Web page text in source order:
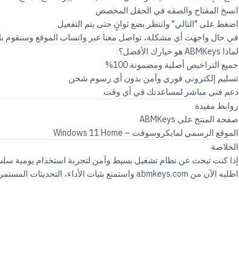
انسخ المفتاح والصقه في الحقل المخصص
اضغط على "التالي" وانتظر بضع ثوانٍ حتى يتم التفعيل
في حال واجهت أي مشكلة، تواصل معنا عبر واتساب الموقع وسنقوم
لماذا ABMKeys هو خيارك الأفضل؟
جميع التراخيص أصلية ومضمونة 100%
تسليم إلكتروني فوري وآمن بدون أي رسوم شحن
دعم فني مباشر لمساعدتك في أي وقت
روابط مفيدة
صفحة المنتج على ABMKeys
الموقع الرسمي لمايكروسوفت – Windows 11 Home
الخلاصة
إذا كنت تبحث عن نظام تشغيل بسيط وآمن لتجربة استخدام يومية
اطلبه الآن من abmkeys.com واستمتع بثبات الأداء، التحديثات